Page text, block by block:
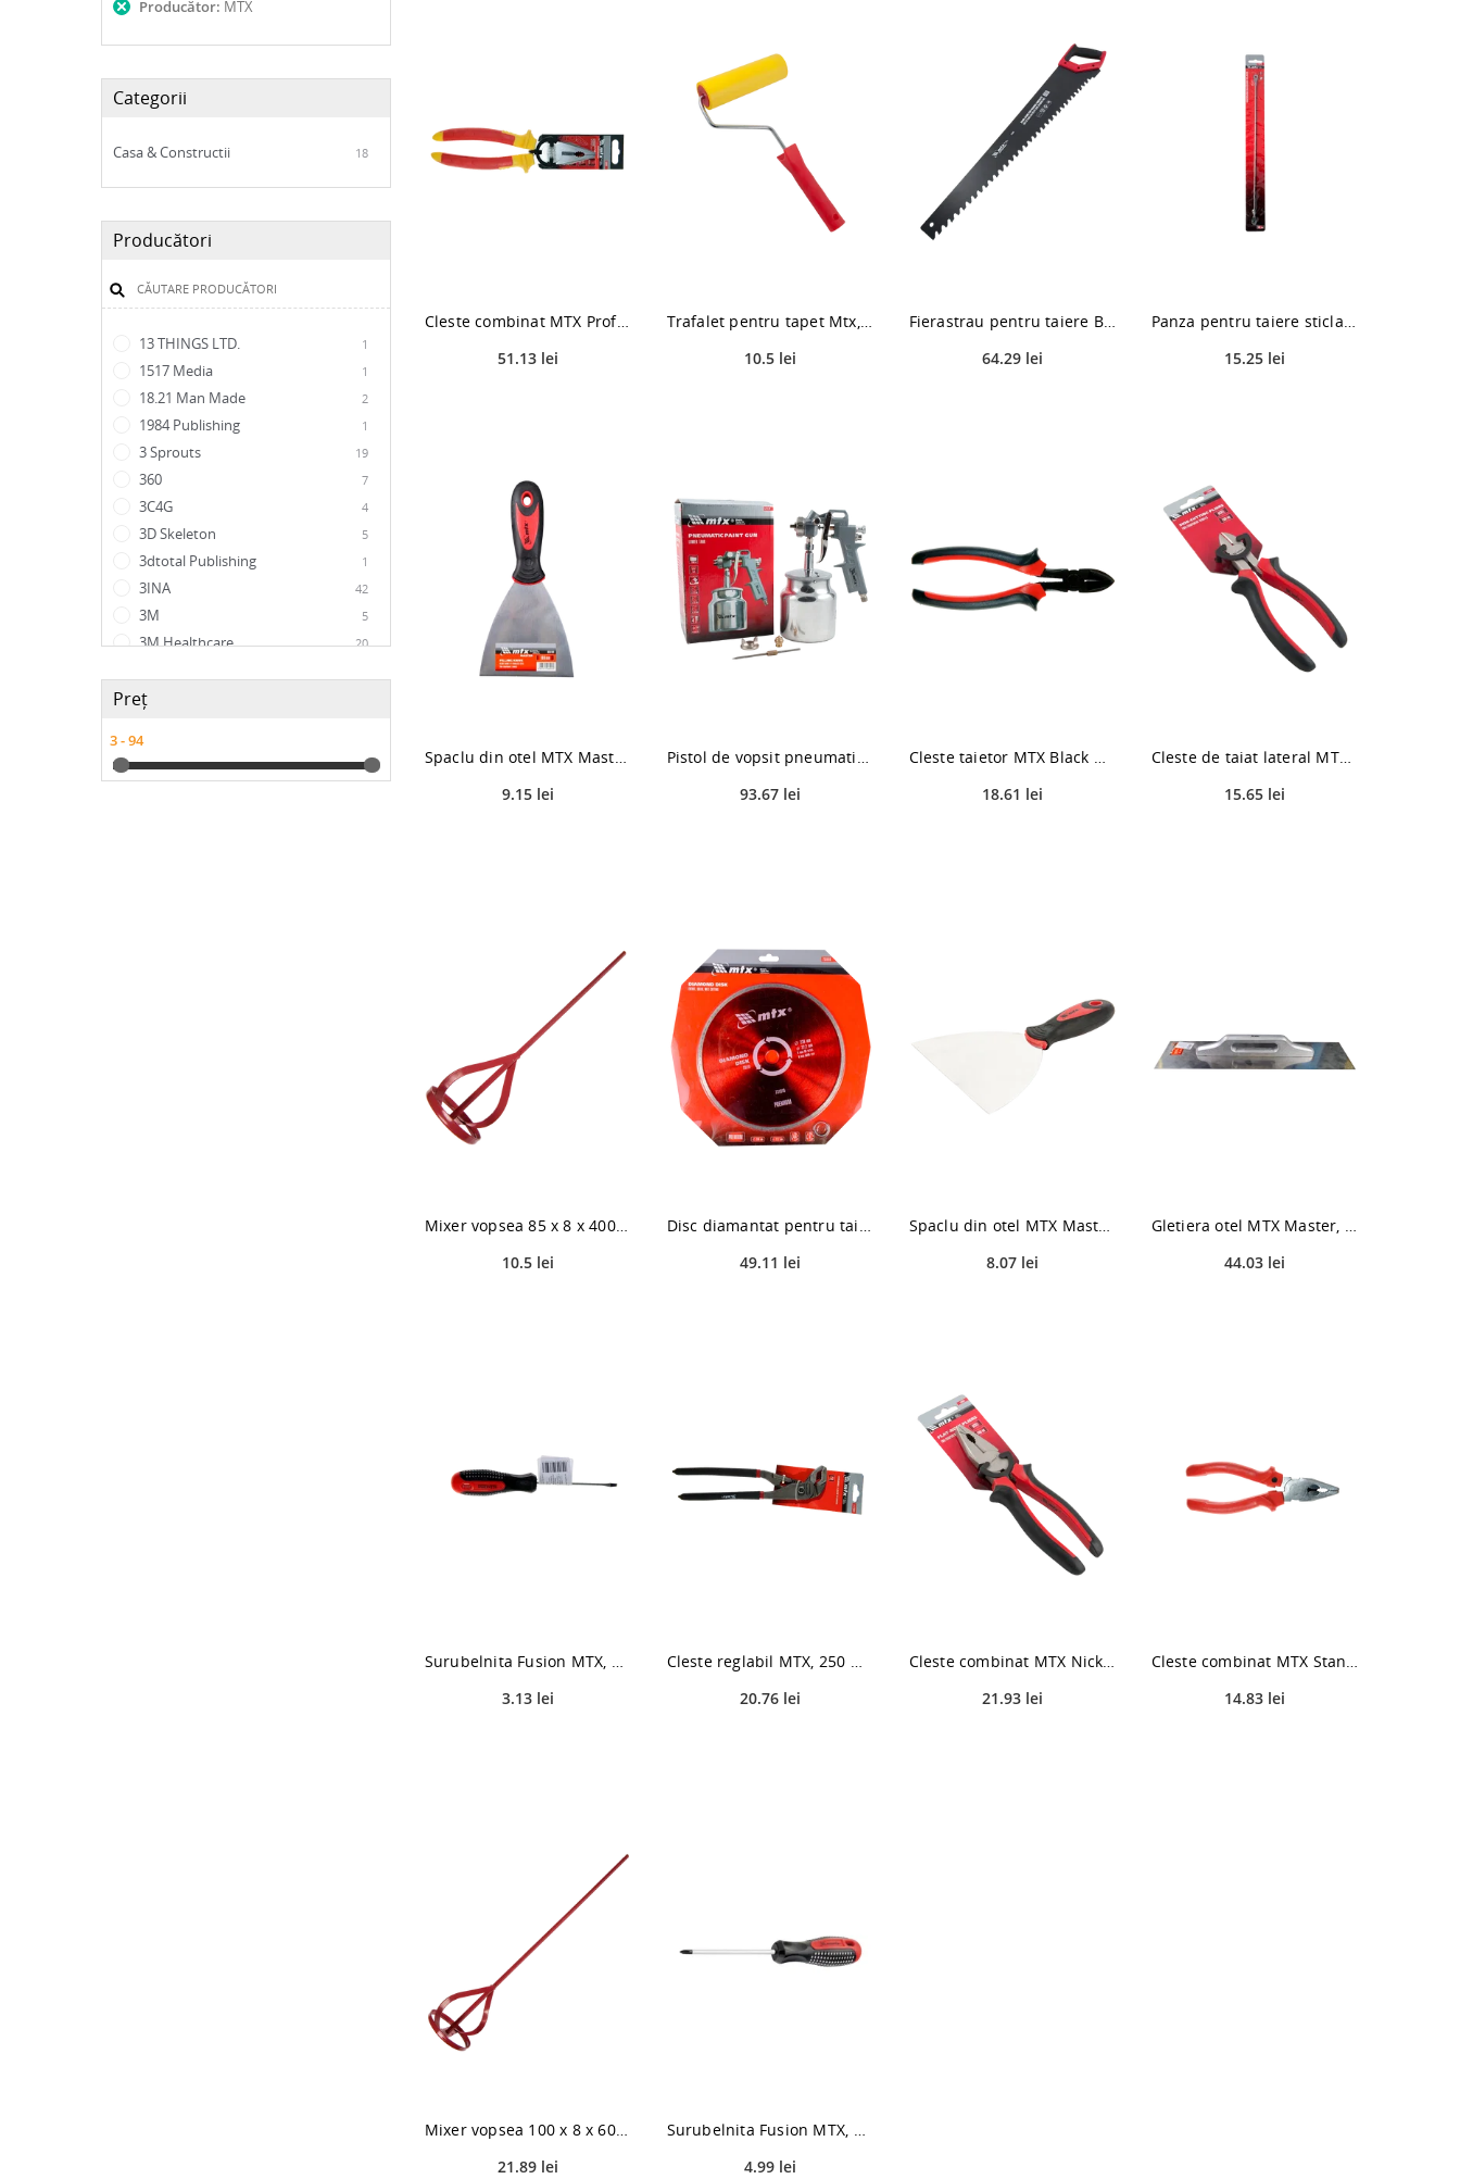
Producător: MTX
Categorii
Casa & Constructii 18
Producători
13 THINGS LTD. 1
1517 Media 1
18.21 Man Made 2
1984 Publishing 1
3 Sprouts 19
360 7
3C4G 4
3D Skeleton 5
3dtotal Publishing 1
3INA 42
3M 5
3M Healthcare 20
404 Ink
47north
4Organic 25
Preț
Cleste combinat MTX Professional Insulated, 200 mm
51.13 lei
Trafalet pentru tapet Mtx, cauciuc, 150 mm
10.5 lei
Fierastrau pentru taiere BCA, MTX Professional 233829, maner 2 componente, 700 mm
64.29 lei
Panza pentru taiere sticla/ceramica, MTX 779259, 300 mm
15.25 lei
Spaclu din otel MTX Master, 100 mm
9.15 lei
Pistol de vopsit pneumatic MTX, 1.2 mm, 1.5 mm, 1.8 mm, cupa jos, 0.75 l
93.67 lei
Cleste taietor MTX Black Nickel, 180 mm
18.61 lei
Cleste de taiat lateral MTX Nickel, 160 mm
15.65 lei
Mixer vopsea 85 x 8 x 400 mm
10.5 lei
Disc diamantat pentru taiere umeda MTX PREMIUM, 230 x 22,2 mm
49.11 lei
Spaclu din otel MTX Master, 150 mm
8.07 lei
Gletiera otel MTX Master, maner lemn, 600 X 130 mm
44.03 lei
Surubelnita Fusion MTX, Sl 3,0 x 80 mm
3.13 lei
Cleste reglabil MTX, 250 mm
20.76 lei
Cleste combinat MTX Nickel, 200 mm
21.93 lei
Cleste combinat MTX Standard, 160 mm
14.83 lei
Mixer vopsea 100 x 8 x 600 mm
21.89 lei
Surubelnita Fusion MTX, PH1 x 150 mm
4.99 lei